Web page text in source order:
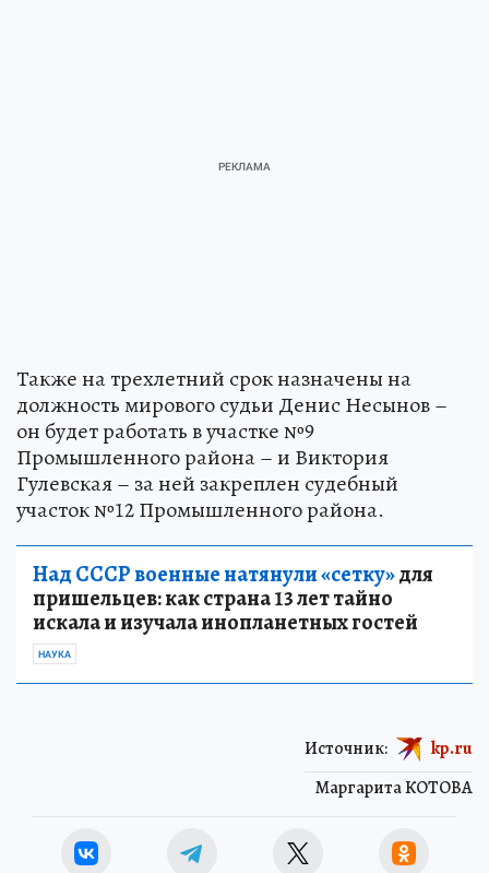
Также на трехлетний срок назначены на
должность мирового судьи Денис Несынов –
он будет работать в участке №9
Промышленного района – и Виктория
Гулевская – за ней закреплен судебный
участок №12 Промышленного района.
Над СССР военные натянули «сетку»для
пришельцев: как страна 13 лет тайно
искала и изучала инопланетных гостей
НАУКА
Маргарита КОТОВА
Источник: kp.ru